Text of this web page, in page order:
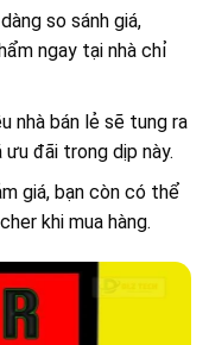
so sánh giá,
ngay tại nhà chỉ
nhà bán lẻ sẽ tung ra
đãi trong dịp này.
giá, bạn còn có thể
khi mua hàng.